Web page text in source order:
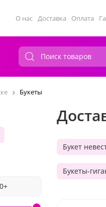
О нас Доставка Оплата
Букеты
Букет
Букеты-